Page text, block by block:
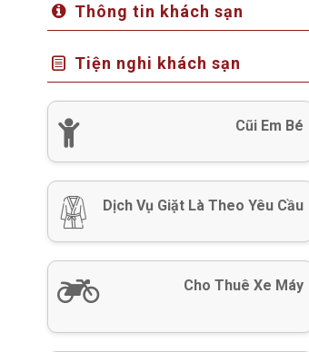
Thông tin khách sạn
Tiện nghi khách sạn
Cũi Em Bé
Dịch Vụ Giặt Là Theo Yêu Cầu
Cho Thuê Xe Máy